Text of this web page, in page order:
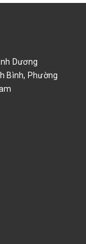
Dương
Bình, Phường